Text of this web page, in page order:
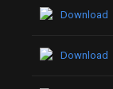
Download
Download